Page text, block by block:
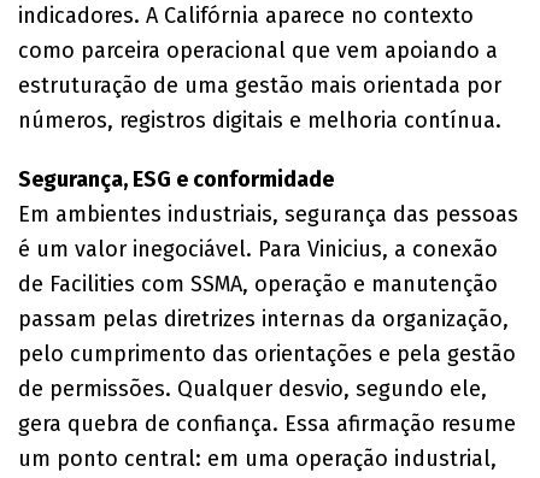
indicadores. A Califórnia aparece no contexto
como parceira operacional que vem apoiando a
estruturação de uma gestão mais orientada por
números, registros digitais e melhoria contínua.
Segurança, ESG e conformidade
Em ambientes industriais, segurança das pessoas
é um valor inegociável. Para Vinicius, a conexão
de Facilities com SSMA, operação e manutenção
passam pelas diretrizes internas da organização,
pelo cumprimento das orientações e pela gestão
de permissões. Qualquer desvio, segundo ele,
gera quebra de confiança. Essa afirmação resume
um ponto central: em uma operação industrial,